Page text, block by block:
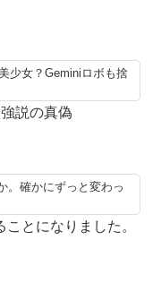
少女？Geminiロボも捨
説の真偽
。確かにずっと変わっ
とになりました。